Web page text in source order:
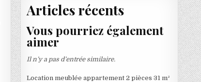
Articles récents
Vous pourriez également
aimer
Il n’y a pas d’entrée similaire.
Location meublée appartement 2 pièces 31 m²